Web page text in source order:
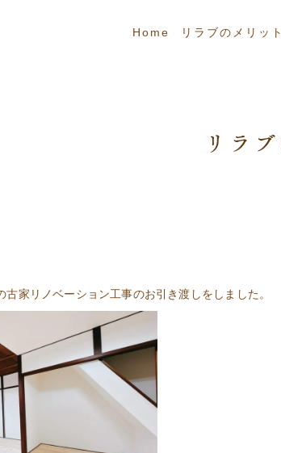
Home リラブのメリット
家リノベーション工事のお引き渡しをしました。